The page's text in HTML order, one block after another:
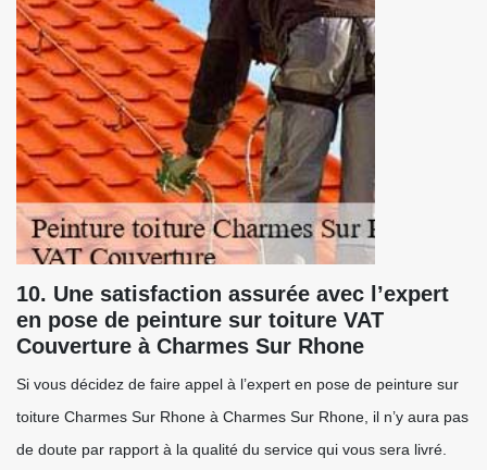
10. Une satisfaction assurée avec l’expert
en pose de peinture sur toiture VAT
Couverture à Charmes Sur Rhone
Si vous décidez de faire appel à l’expert en pose de peinture sur
toiture Charmes Sur Rhone à Charmes Sur Rhone, il n’y aura pas
de doute par rapport à la qualité du service qui vous sera livré.